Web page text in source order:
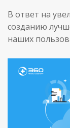
В ответ на
созданию
наших